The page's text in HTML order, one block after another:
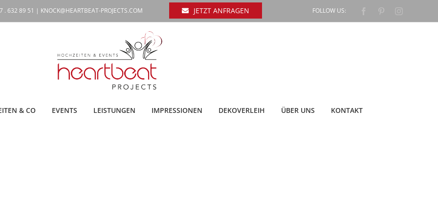
. 632 89 51 | KNOCK@HEARTBEAT-PROJECTS.COM JETZT ANFRAGEN FOLLOW US: FacebookPinterestInstagram
& CO EVENTS LEISTUNGEN IMPRESSIONEN DEKOVERLEIH ÜBER UNS KONTAKT